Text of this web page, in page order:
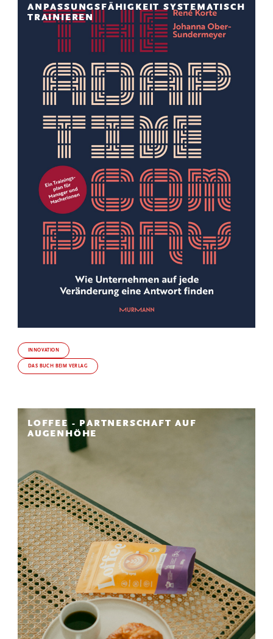
ANPASSUNGSFÄHIGKEIT SYSTEMATISCH
TRAINIEREN
INNOVATION
DAS BUCH BEIM VERLAG
LOFFEE - PARTNERSCHAFT AUF
AUGENHÖHE